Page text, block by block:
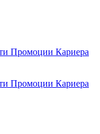
Промоции Кариера
Промоции Кариера